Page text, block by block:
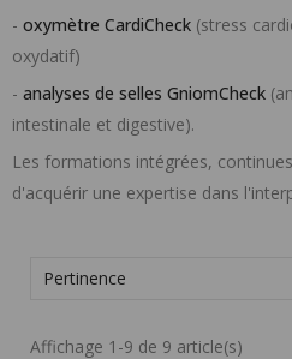
- oxymètre CardiCheck (stress
oxydatif)
- analyses de selles GniomCheck
intestinale et digestive).
Les formations intégrées,
d'acquérir une expertise dans
Pertinence
Affichage 1-9 de 9 article(s)